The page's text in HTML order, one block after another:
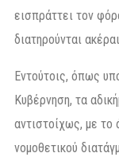
εισπράττει τον
διατηρούνται
Εντούτοις, όπως
Κυβέρνηση, τα
αντιστοίχως, με
νομοθετικού